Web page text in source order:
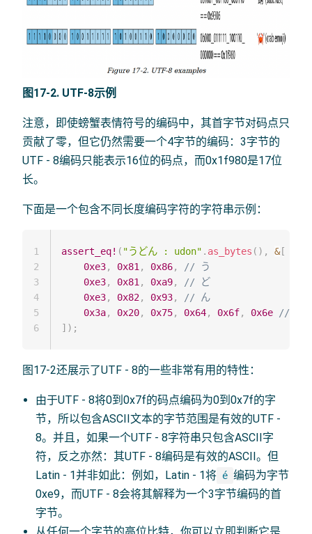
图17-2. UTF-8示例
注意，即使螃蟹表情符号的编码中，其首字节对码点只
贡献了零，但它仍然需要一个4字节的编码：3字节的
UTF - 8编码只能表示16位的码点，而0x1f980是17位
长。
下面是一个包含不同长度编码字符的字符串示例：
assert_eq! ( "うどん : udon" . as_bytes ( ) , &[
0xe3, 0x81 , 0x86,
// う
0xe3, 0x81 , 0xa9,
// ど
0xe3, 0x82, 0x93,
// ん
0x3a, 0x20, 0x75, 0x64, 0x6f, 0x6e
//  :
] ) ;
1
2
3
4
5
6
图17-2还展示了UTF - 8的一些非常有用的特性：
由于UTF - 8将0到0x7f的码点编码为0到0x7f的字
节，所以包含ASCII文本的字节范围是有效的UTF -
8。并且，如果一个UTF - 8字符串只包含ASCII字
符，反之亦然：其UTF - 8编码是有效的ASCII。但
Latin - 1并非如此：例如，Latin - 1将 é 编码为字节
0xe9，而UTF - 8会将其解释为一个3字节编码的首
字节。